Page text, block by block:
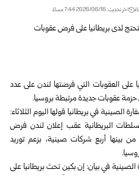
اخر تحديث: 2026/06/16 7:44 مساءً
على العقوبات التي فرضتها لندن على عدد
عقوبات جديدة مرتبطة بروسيا.
الصينية في بريطانيا قولها اليوم الثلاثاء:
البريطانية عقب إعلان لندن فرض
بينها أربع شركات صينية، بزعم توريد
في بيان: إن بكين تحث بريطانيا على